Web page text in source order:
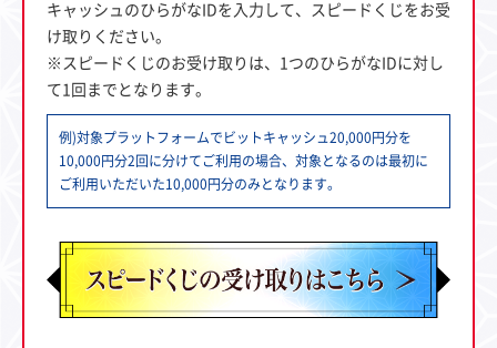
キャッシュのひらがなIDを入力して、スピードくじをお受
け取りください。
※スピードくじのお受け取りは、1つのひらがなIDに対し
て1回までとなります。
例)対象プラットフォームでビットキャッシュ20,000円分を
10,000円分2回に分けてご利用の場合、対象となるのは最初に
ご利用いただいた10,000円分のみとなります。